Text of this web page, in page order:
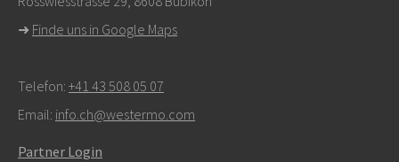
➜ Finde uns in Google Maps
Telefon: +41 43 508 05 07
Email: info.ch@westermo.com
Partner Login